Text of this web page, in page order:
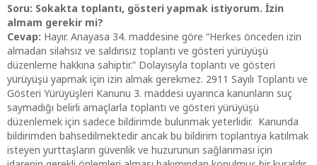
Soru: Sokakta toplantı, gösteri yapmak istiyorum. İzin
almam gerekir mi?
Cevap: Hayır. Anayasa 34. maddesine göre “Herkes önceden izin
almadan silahsız ve saldırısız toplantı ve gösteri yürüyüşü
düzenleme hakkına sahiptir.” Dolayısıyla toplantı ve gösteri
yürüyüşü yapmak için izin almak gerekmez. 2911 Sayılı Toplantı ve
Gösteri Yürüyüşleri Kanunu 3. maddesi uyarınca kanunların suç
saymadığı belirli amaçlarla toplantı ve gösteri yürüyüşü
düzenlemek için sadece bildirimde bulunmak yeterlidir. Kanunda
bildirimden bahsedilmektedir ancak bu bildirim toplantıya katılmak
isteyen yurttaşların güvenlik ve huzurunun sağlanması için